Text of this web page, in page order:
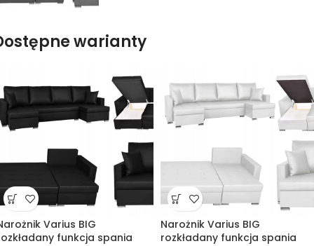
warianty
Varius BIG
funkcja spania
Narożnik Varius BIG
rozkładany funkcja spania